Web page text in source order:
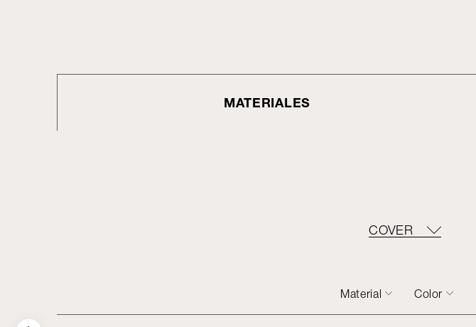
MATERIALES
COVER
Material Color